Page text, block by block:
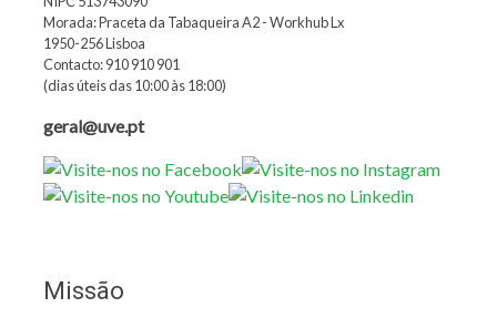
Morada: Praceta da Tabaqueira A2 - Workhub Lx
1950-256 Lisboa
Contacto: 910 910 901
(dias úteis das 10:00 às 18:00)
geral@uve.pt
Missão